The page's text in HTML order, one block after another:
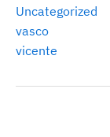
Uncategorized
vasco
vicente